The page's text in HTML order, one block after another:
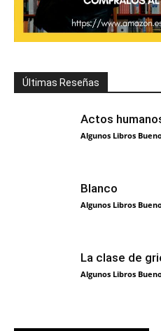
Últimas Reseñas
Actos
Algunos Libros
Blanco
Algunos Libros
La clase de
Algunos Libros